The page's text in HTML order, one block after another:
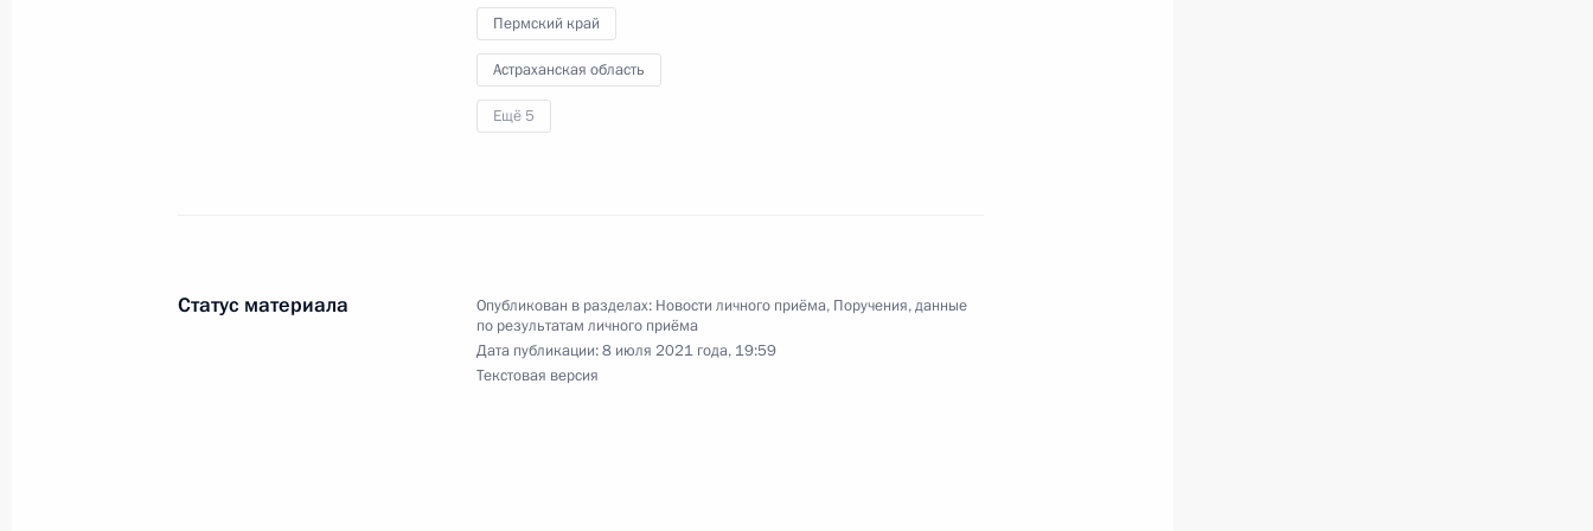
Пермский край
Астраханская область
Ещё 5
Статус материала Опубликован в разделах: Новости личного приёма, Поручения, данные
по результатам личного приёма
Дата публикации:8 июля 2021 года, 19:59
Текстовая версия